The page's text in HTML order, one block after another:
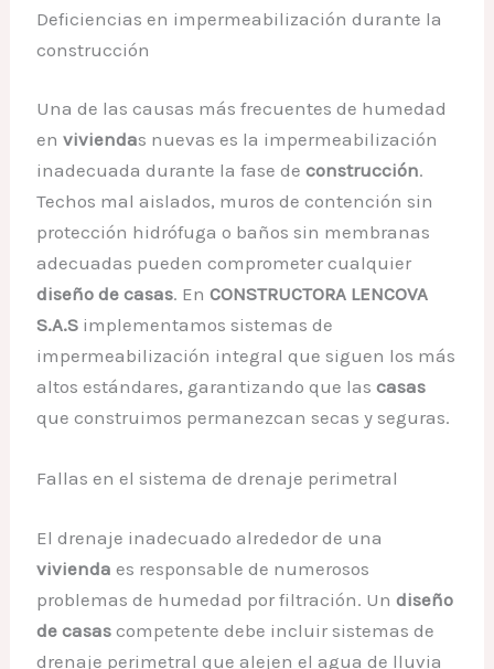
Deficiencias en impermeabilización durante la
construcción
Una de las causas más frecuentes de humedad
enviviendas nuevas es la impermeabilización
inadecuada durante la fase deconstrucción.
Techos mal aislados, muros de contención sin
protección hidrófuga o baños sin membranas
adecuadas pueden comprometer cualquier
diseño de casas. EnCONSTRUCTORA LENCOVA
S.A.S implementamos sistemas de
impermeabilización integral que siguen los más
altos estándares, garantizando que lascasas
que construimos permanezcan secas y seguras.
Fallas en el sistema de drenaje perimetral
El drenaje inadecuado alrededor de una
vivienda es responsable de numerosos
problemas de humedad por filtración. Undiseño
de casas competente debe incluir sistemas de
drenaje perimetral que alejen el agua de lluvia